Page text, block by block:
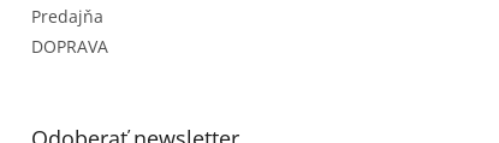
Predajňa
DOPRAVA